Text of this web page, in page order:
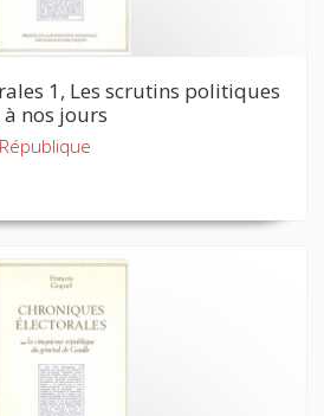
1, Les scrutins politiques
nos jours